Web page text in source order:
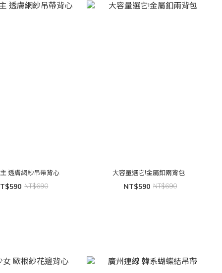
透膚網紗吊帶背心
NT$690
大容量選它!金屬釦兩背包
NT$590 NT$690